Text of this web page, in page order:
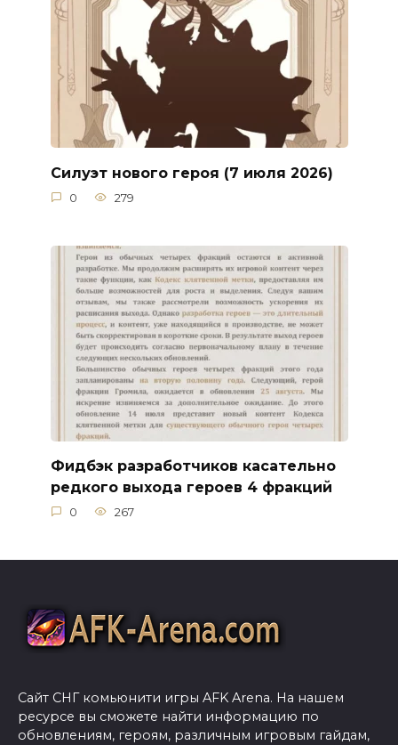
Силуэт нового героя (7 июля 2026)
0 279
Фидбэк разработчиков касательно
редкого выхода героев 4 фракций
0 267
Сайт СНГ комьюнити игры AFK Arena. На нашем
ресурсе вы сможете найти информацию по
обновлениям, героям, различным игровым гайдам,